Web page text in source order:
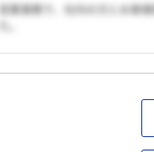
営業事務で、社内の方とお客